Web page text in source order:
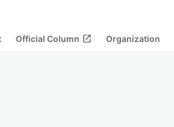
Official Column open_in_new Organization